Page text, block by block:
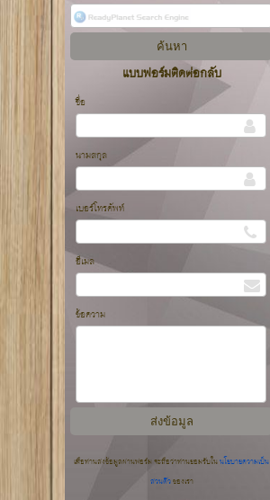
แบบฟอร์มติดต่อกลับ
ชื่อ
นามสกุล
เบอร์โทรศัพท์
อีเมล
ข้อความ
เมื่อท่านส่งข้อมูลผ่านฟอร์ม จะถือว่าท่านยอมรับในนโยบายความเป็น
ส่วนตัวของเรา